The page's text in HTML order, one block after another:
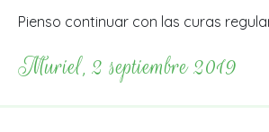
Pienso continuar con las curas
Muriel, 2 septiembre 2019